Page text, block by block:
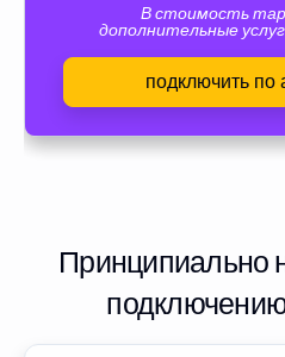
В стоимость
дополнительные
подключить по
Принципиально